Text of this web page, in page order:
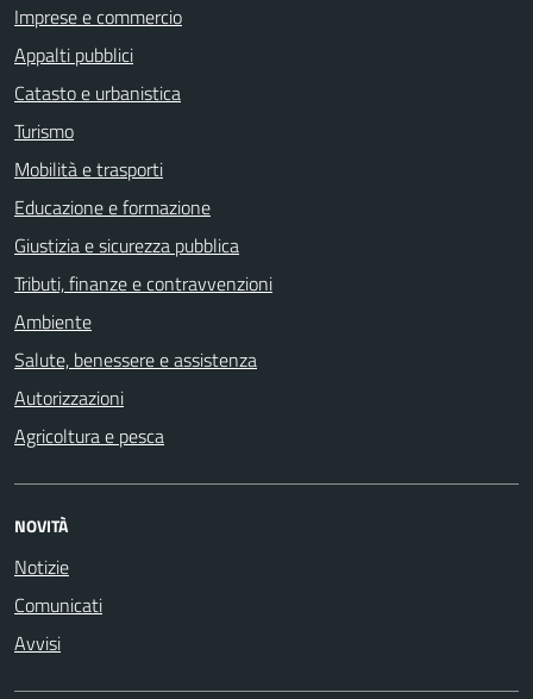
Imprese e commercio
Appalti pubblici
Catasto e urbanistica
Turismo
Mobilità e trasporti
Educazione e formazione
Giustizia e sicurezza pubblica
Tributi, finanze e contravvenzioni
Ambiente
Salute, benessere e assistenza
Autorizzazioni
Agricoltura e pesca
NOVITÀ
Notizie
Comunicati
Avvisi